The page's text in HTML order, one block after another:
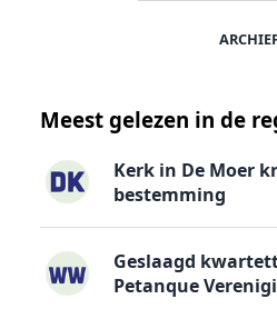
Meest gelezen in de
Kerk in De Moer
bestemming
Geslaagd
Petanque